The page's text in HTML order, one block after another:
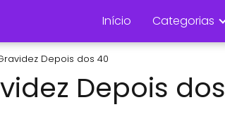
Início Categorias
Depois dos 40
Depois dos